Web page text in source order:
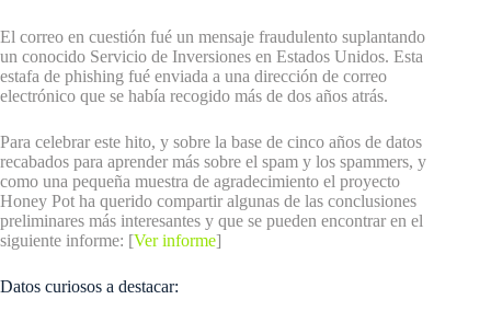
El correo en cuestión fué un mensaje fraudulento suplantando
un conocido Servicio de Inversiones en Estados Unidos. Esta
estafa de phishing fué enviada a una dirección de correo
electrónico que se había recogido más de dos años atrás.
Para celebrar este hito, y sobre la base de cinco años de datos
recabados para aprender más sobre el spam y los spammers, y
como una pequeña muestra de agradecimiento el proyecto
Honey Pot ha querido compartir algunas de las conclusiones
preliminares más interesantes y que se pueden encontrar en el
siguiente informe: [Ver informe]
Datos curiosos a destacar: